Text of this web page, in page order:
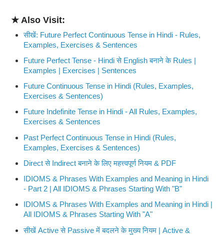
★ Also Visit:
सीखें: Future Perfect Continuous Tense in Hindi - Rules,
Examples, Exercises & Sentences
Future Perfect Tense - Hindi से English बनाने के Rules |
Examples | Exercises | Sentences
Future Continuous Tense in Hindi (Rules, Examples,
Exercises & Sentences)
Future Indefinite Tense in Hindi - All Rules, Examples,
Exercises & Sentences
Past Perfect Continuous Tense in Hindi (Rules,
Examples, Exercises & Sentences)
Direct से Indirect बनाने के लिए महत्त्वपूर्ण नियम & PDF
IDIOMS & Phrases With Examples and Meaning in Hindi
- Part 2 | All IDIOMS & Phrases Starting With "B"
IDIOMS & Phrases With Examples and Meaning in Hindi |
All IDIOMS & Phrases Starting With "A"
सीखें Active से Passive में बदलने के मुख्य नियम | Active &